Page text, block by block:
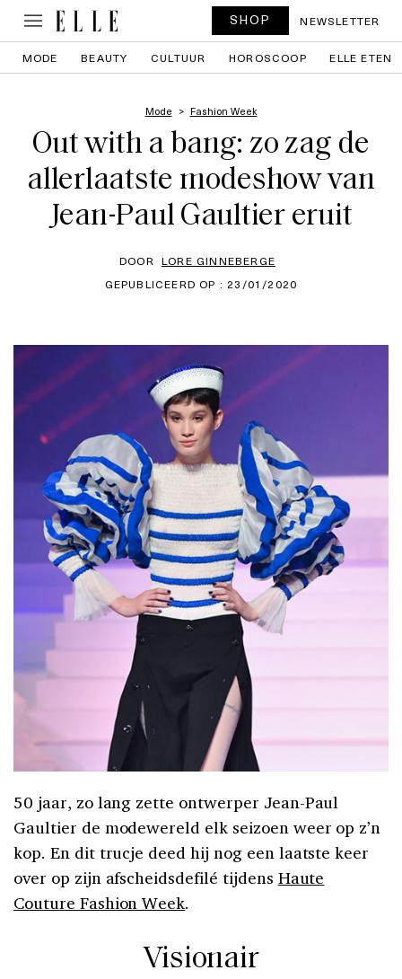
SHOP NEWSLETTER
MODE BEAUTY CULTUUR HOROSCOOP ELLE ETEN
Mode Fashion Week
Out with a bang: zo zag de
allerlaatste modeshow van
Jean-Paul Gaultier eruit
DOOR LORE GINNEBERGE
GEPUBLICEERD OP : 23/01/2020
50 jaar, zo lang zette ontwerper Jean-Paul
Gaultier de modewereld elk seizoen weer op z’n
kop. En dit trucje deed hij nog een laatste keer
over op zijn afscheidsdefilé tijdens Haute
Couture Fashion Week.
Visionair